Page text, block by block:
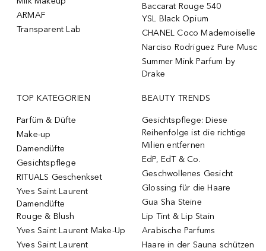
ARMAF
Transparent Lab
Baccarat Rouge 540
YSL Black Opium
CHANEL Coco Mademoiselle
Narciso Rodriguez Pure Musc
Summer Mink Parfum by
Drake
TOP KATEGORIEN
Parfüm & Düfte
Make-up
Damendüfte
Gesichtspflege
RITUALS Geschenkset
Yves Saint Laurent
Damendüfte
Rouge & Blush
Yves Saint Laurent Make-Up
Yves Saint Laurent
BEAUTY TRENDS
Gesichtspflege: Diese
Reihenfolge ist die richtige
Milien entfernen
EdP, EdT & Co.
Geschwollenes Gesicht
Glossing für die Haare
Gua Sha Steine
Lip Tint & Lip Stain
Arabische Parfums
Haare in der Sauna schützen